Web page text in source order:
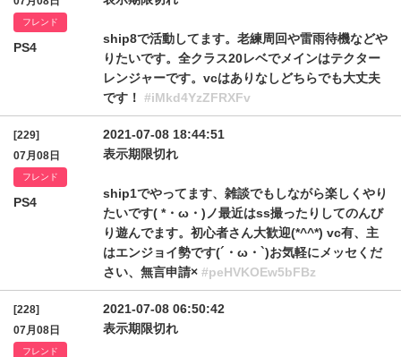
フレンド
PS4
ship8で活動してます。老練周回や雷雨待機などや
りたいです。全クラス20レベでメインはテクター
レンジャーです。vcはありなしどちらでも大丈夫
です！ #iMkd4YzZFRXFv
[229]
07月08日
フレンド
PS4
2021-07-08 18:44:51
表示期限切れ
ship1でやってます、雑談でもしながら楽しくやり
たいです( *・ω・)ノ最近はss撮ったりしてのんび
り遊んでます。初心者さん大歓迎(*^^*) vc有、主
はエンジョイ勢です(´・ω・`)お気軽にメッセくだ
さい、無言申請× #peHVKOEw5bFBz
[228]
07月08日
フレンド
2021-07-08 06:50:42
表示期限切れ